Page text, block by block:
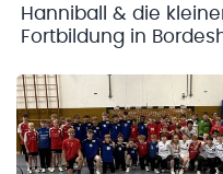
Hanniball & die
Fortbildung in